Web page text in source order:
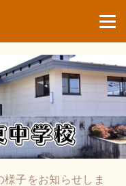
子をお知らせしま